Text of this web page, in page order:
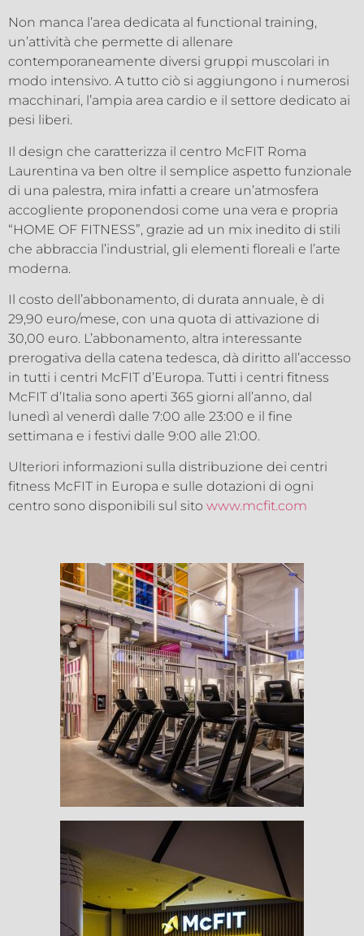
Non manca l’area dedicata al functional training,
un’attività che permette di allenare
contemporaneamente diversi gruppi muscolari in
modo intensivo. A tutto ciò si aggiungono i numerosi
macchinari, l’ampia area cardio e il settore dedicato ai
pesi liberi.
Il design che caratterizza il centro McFIT Roma
Laurentina va ben oltre il semplice aspetto funzionale
di una palestra, mira infatti a creare un’atmosfera
accogliente proponendosi come una vera e propria
“HOME OF FITNESS”, grazie ad un mix inedito di stili
che abbraccia l’industrial, gli elementi floreali e l’arte
moderna.
Il costo dell’abbonamento, di durata annuale, è di
29,90 euro/mese, con una quota di attivazione di
30,00 euro. L’abbonamento, altra interessante
prerogativa della catena tedesca, dà diritto all’accesso
in tutti i centri McFIT d’Europa. Tutti i centri fitness
McFIT d’Italia sono aperti 365 giorni all’anno, dal
lunedì al venerdì dalle 7:00 alle 23:00 e il fine
settimana e i festivi dalle 9:00 alle 21:00.
Ulteriori informazioni sulla distribuzione dei centri
fitness McFIT in Europa e sulle dotazioni di ogni
centro sono disponibili sul sito www.mcfit.com